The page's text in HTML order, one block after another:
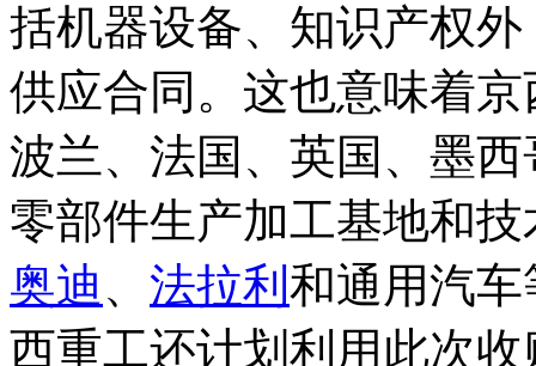
括机器设备、知识产权
供应合同。这也意味着
波兰、法国、英国、墨
零部件生产加工基地和
奥迪 、 法拉利 和通用汽
西重工还计划利用此次